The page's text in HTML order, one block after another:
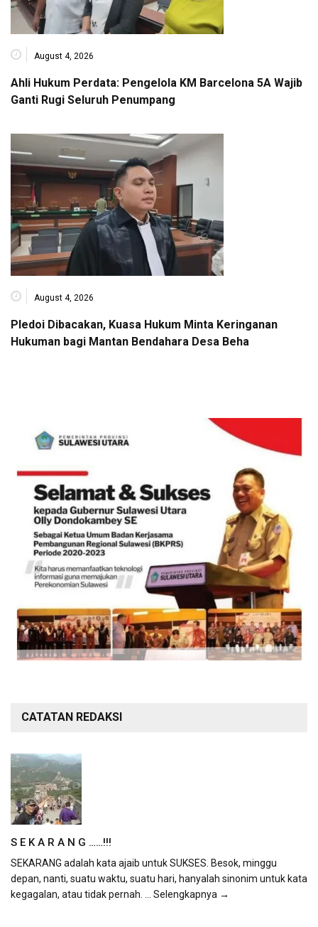
August 4, 2026
Ahli Hukum Perdata: Pengelola KM Barcelona 5A Wajib
Ganti Rugi Seluruh Penumpang
August 4, 2026
Pledoi Dibacakan, Kuasa Hukum Minta Keringanan
Hukuman bagi Mantan Bendahara Desa Beha
CATATAN REDAKSI
S E K A R A N G ……!!!
SEKARANG adalah kata ajaib untuk SUKSES. Besok, minggu
depan, nanti, suatu waktu, suatu hari, hanyalah sinonim untuk kata
kegagalan, atau tidak pernah. ... Selengkapnya →